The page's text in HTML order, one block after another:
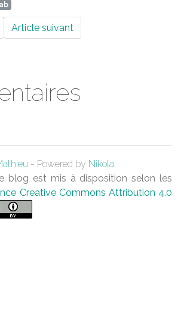
Article suivant
- Powered by Nikola
blog est mis à disposition selon les
Creative Commons Attribution 4.0